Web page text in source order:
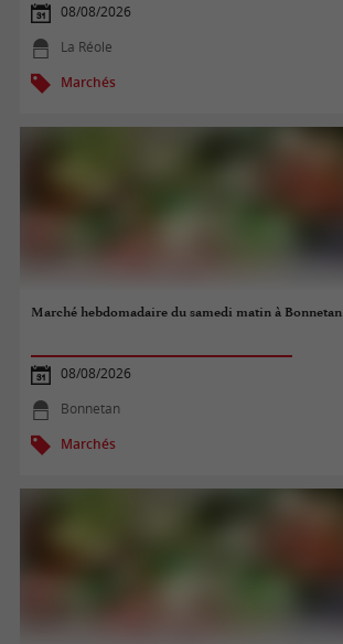
08/08/2026
La Réole
Marchés
Marché hebdomadaire du samedi matin à Bonnetan
08/08/2026
Bonnetan
Marchés